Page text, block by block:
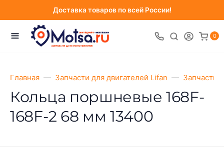
Доставка товаров по всей России!
0
Главная Запчасти для двигателей Lifan Запчасти
Кольца поршневые 168F-
168F-2 68 мм 13400